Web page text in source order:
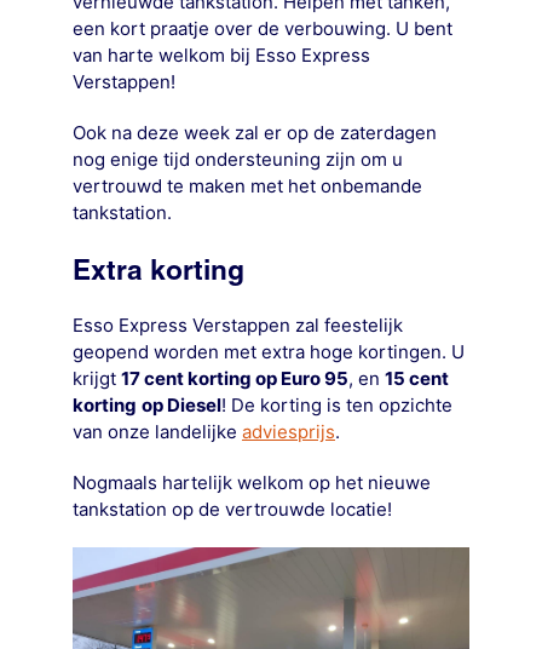
een kort praatje over de verbouwing. U bent
van harte welkom bij Esso Express
Verstappen!
Ook na deze week zal er op de zaterdagen
nog enige tijd ondersteuning zijn om u
vertrouwd te maken met het onbemande
tankstation.
Extra korting
Esso Express Verstappen zal feestelijk
geopend worden met extra hoge kortingen. U
krijgt 17 cent korting op Euro 95, en 15 cent
korting op Diesel! De korting is ten opzichte
van onze landelijke adviesprijs.
Nogmaals hartelijk welkom op het nieuwe
tankstation op de vertrouwde locatie!